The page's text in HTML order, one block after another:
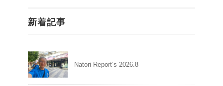
新着記事
Natori Report’s 2026.8